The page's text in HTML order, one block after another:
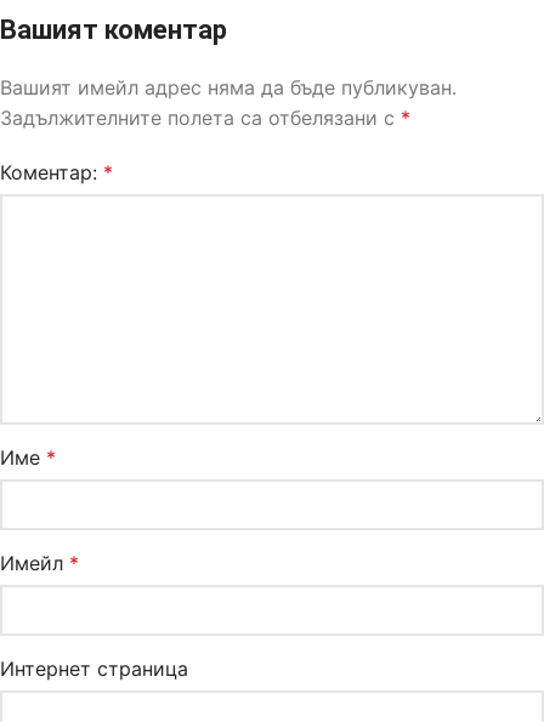
Вашият коментар
Вашият имейл адрес няма да бъде публикуван.
Задължителните полета са отбелязани с *
Коментар: *
Име *
Имейл *
Интернет страница